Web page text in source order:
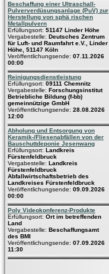
Beschaffung einer Ultraschall-
Pulververdüsungsanlage (PuV) zur
Herstellung von sphä rischen
Metallpulvern
Erfüllungsort: 51147 Linder Höhe
Vergabestelle: Deutsches Zentrum
für Luft- und Raumfahrt e.V., Linder
Höhe, 51147 Köln
Veröffentlichungsende: 07.11.2026
00:00
Reinigungsdienstleistung
Erfüllungsort: 09111 Chemnitz
Vergabestelle: Forschungsinstitut
Betriebliche Bildung (f-bb)
gemeinnützige GmbH
Veröffentlichungsende: 28.08.2026
12:00
Abholung und Entsorgung von
Keramik-/Fliesenabfällen von der
Bauschuttdeponie Jesenwang
Erfüllungsort: Landkreis
Fürstenfeldbruck
Vergabestelle: Landkreis
Fürstenfeldbruck
Abfallwirtschaftsbetrieb des
Landkreises Fürstenfeldbruck
Veröffentlichungsende: 09.09.2026
00:00
Poly Videokonferenz-Produkte
Erfüllungsort: Ort im betreffenden
Land
Vergabestelle: Beschaffungsamt
des BMI
Veröffentlichungsende: 07.09.2026
11:30